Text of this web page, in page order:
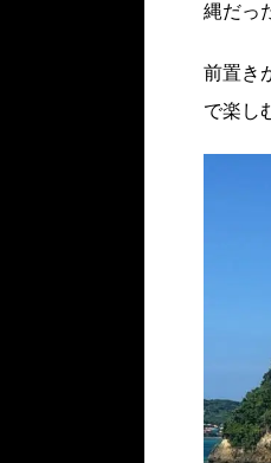
縄だっ
前置き
で楽し